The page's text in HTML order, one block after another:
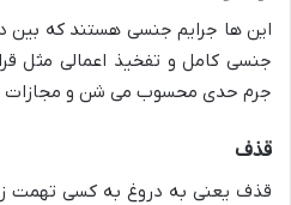
این ها جرایم جنسی هستند که بین
جنسی کامل و تفخیذ اعمالی مثل
جرم حدی محسوب می شن و مجازات
قذف
قذف یعنی به دروغ به کسی تهمت